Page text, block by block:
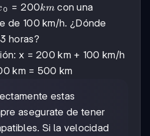
0 = 200kmcon una
de 100 km/h. ¿Dónde
horas?
x = 200 km + 100 km/h
km = 500 km
estas
asegurate de tener
Si la velocidad